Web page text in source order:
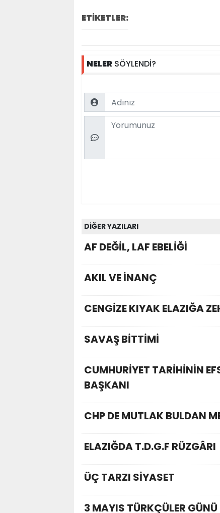
ETİKETLER:
NELER SÖYLENDİ?
Name
Comment
DİĞER YAZILARI
AF DEĞİL, LAF EBELİĞİ
AKIL VE İNANÇ
CENGİZE KIYAK ELAZIĞA
SAVAŞ BİTTİMİ
CUMHURİYET TARİHİNİN
BAŞKANI
CHP DE MUTLAK BULDAN
ELAZIĞDA T.D.G.F RÜZGÂRI
ÜÇ TARZI SİYASET
3 MAYIS TÜRKÇÜLER GÜNÜ